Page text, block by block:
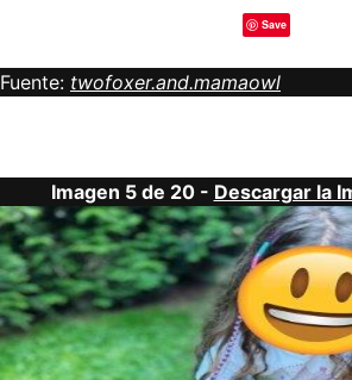
Save
Fuente: twofoxer.and.mamaowl
Imagen 5 de 20 - Descargar la